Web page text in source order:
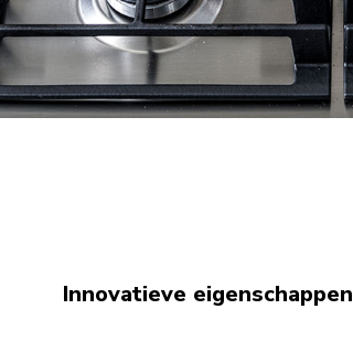
Innovatieve eigenschappen